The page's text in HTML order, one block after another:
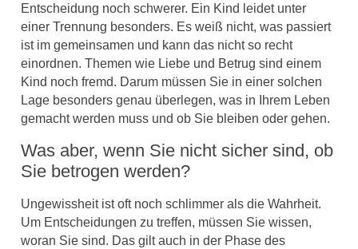
Entscheidung noch schwerer. Ein Kind leidet unter
einer Trennung besonders. Es weiß nicht, was passiert
ist im gemeinsamen und kann das nicht so recht
einordnen. Themen wie Liebe und Betrug sind einem
Kind noch fremd. Darum müssen Sie in einer solchen
Lage besonders genau überlegen, was in Ihrem Leben
gemacht werden muss und ob Sie bleiben oder gehen.
Was aber, wenn Sie nicht sicher sind, ob
Sie betrogen werden?
Ungewissheit ist oft noch schlimmer als die Wahrheit.
Um Entscheidungen zu treffen, müssen Sie wissen,
woran Sie sind. Das gilt auch in der Phase des